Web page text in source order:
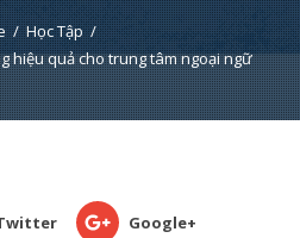
Học Tập
hiệu quả cho trung tâm ngoại ngữ
Google+